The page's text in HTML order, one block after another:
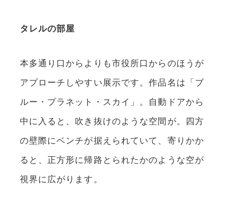
タレルの部屋
本多通り口からよりも市役所口からのほうが
アプローチしやすい展示です。作品名は「ブ
ルー・プラネット・スカイ」。自動ドアから
中に入ると、吹き抜けのような空間が。四方
の壁際にベンチが据えられていて、寄りかか
ると、正方形に帰路とられたかのような空が
視界に広がります。